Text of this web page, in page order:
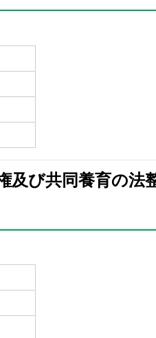
及び共同養育の法